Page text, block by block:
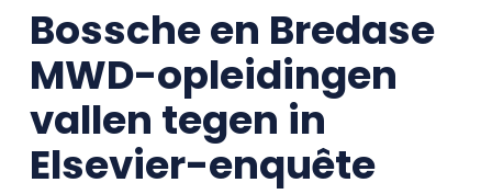
Bossche en Bredase
MWD-opleidingen
vallen tegen in
Elsevier-enquête